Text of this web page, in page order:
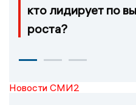
кто лидирует по
роста?
Новости СМИ2